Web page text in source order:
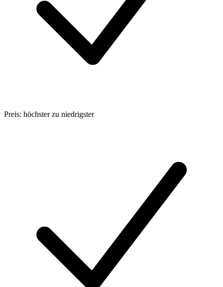
Preis: höchster zu niedrigster